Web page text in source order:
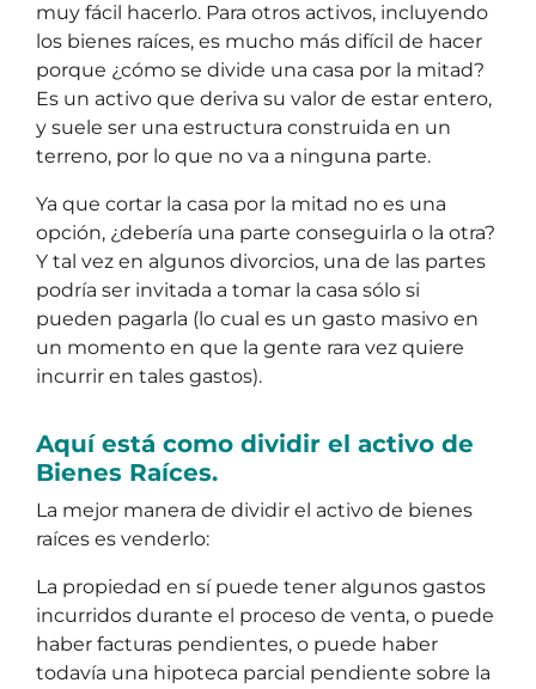
muy fácil hacerlo. Para otros activos, incluyendo
los bienes raíces, es mucho más difícil de hacer
porque ¿cómo se divide una casa por la mitad?
Es un activo que deriva su valor de estar entero,
y suele ser una estructura construida en un
terreno, por lo que no va a ninguna parte.
Ya que cortar la casa por la mitad no es una
opción, ¿debería una parte conseguirla o la otra?
Y tal vez en algunos divorcios, una de las partes
podría ser invitada a tomar la casa sólo si
pueden pagarla (lo cual es un gasto masivo en
un momento en que la gente rara vez quiere
incurrir en tales gastos).
Aquí está como dividir el activo de
Bienes Raíces.
La mejor manera de dividir el activo de bienes
raíces es venderlo:
La propiedad en sí puede tener algunos gastos
incurridos durante el proceso de venta, o puede
haber facturas pendientes, o puede haber
todavía una hipoteca parcial pendiente sobre la